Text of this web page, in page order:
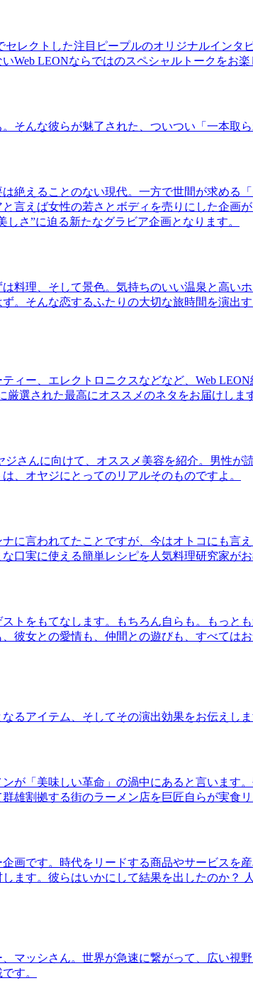
レクトした注目ピープルのオリジナルインタ
Web LEONならではのスペシャルトークをお楽
そんな彼らが魅了された、ついつい「一本取
絶えることのない現代。一方で世間が求め
言えば女性の若さとボディを売りにした企画
さ”に迫る新たなグラビア企画となります。
料理、そして景色。気持ちのいい温泉と高い
。そんな恋するふたりの大切な旅時間を演出
ィー、エレクトロニクスなどなど、Web
厳選された最高にオススメのネタをお届けしま
さんに向けて、オススメ美容を紹介。男性
、オヤジにとってのリアルそのものですよ。
に言われてたことですが、今はオトコにも
口実に使える簡単レシピを人気料理研究家がお
トをもてなします。もちろん自らも。もっと
彼女との愛情も、仲間との遊びも、すべては
るアイテム、そしてその演出効果をお伝えしま
が「美味しい革命」の渦中にあると言いま
雄割拠する街のラーメン店を巨匠自らが実食リ
画です。時代をリードする商品やサービスを
ます。彼らはいかにして結果を出したのか？
マッシさん。世界が急速に繋がって、広い視
す。